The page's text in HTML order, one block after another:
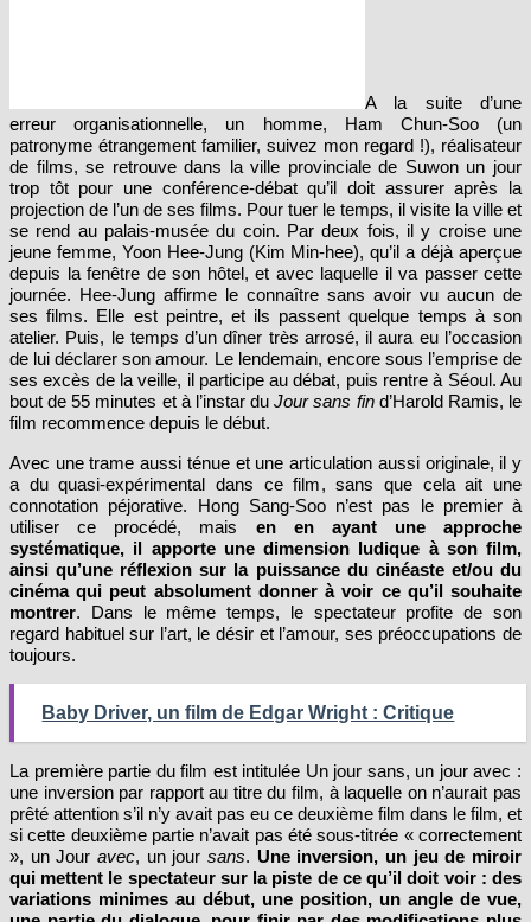
A la suite d’une
erreur organisationnelle, un homme, Ham Chun-Soo (un
patronyme étrangement familier, suivez mon regard !), réalisateur
de films, se retrouve dans la ville provinciale de Suwon un jour
trop tôt pour une conférence-débat qu’il doit assurer après la
projection de l’un de ses films. Pour tuer le temps, il visite la ville et
se rend au palais-musée du coin. Par deux fois, il y croise une
jeune femme, Yoon Hee-Jung (Kim Min-hee), qu’il a déjà aperçue
depuis la fenêtre de son hôtel, et avec laquelle il va passer cette
journée. Hee-Jung affirme le connaître sans avoir vu aucun de
ses films. Elle est peintre, et ils passent quelque temps à son
atelier. Puis, le temps d’un dîner très arrosé, il aura eu l’occasion
de lui déclarer son amour. Le lendemain, encore sous l’emprise de
ses excès de la veille, il participe au débat, puis rentre à Séoul. Au
bout de 55 minutes et à l’instar duJour sans find’Harold Ramis, le
film recommence depuis le début.
Avec une trame aussi ténue et une articulation aussi originale, il y
a du quasi-expérimental dans ce film, sans que cela ait une
connotation péjorative. Hong Sang-Soo n’est pas le premier à
utiliser ce procédé, mais en en ayant une approche
systématique, il apporte une dimension ludique à son film,
ainsi qu’une réflexion sur la puissance du cinéaste et/ou du
cinéma qui peut absolument donner à voir ce qu’il souhaite
montrer. Dans le même temps, le spectateur profite de son
regard habituel sur l’art, le désir et l’amour, ses préoccupations de
toujours.
Baby Driver, un film de Edgar Wright : Critique
La première partie du film est intitulée Un jour sans, un jour avec :
une inversion par rapport au titre du film, à laquelle on n’aurait pas
prêté attention s’il n’y avait pas eu ce deuxième film dans le film, et
si cette deuxième partie n’avait pas été sous-titrée « correctement
», un Jour avec, un jour sans. Une inversion, un jeu de miroir
qui mettent le spectateur sur la piste de ce qu’il doit voir : des
variations minimes au début, une position, un angle de vue,